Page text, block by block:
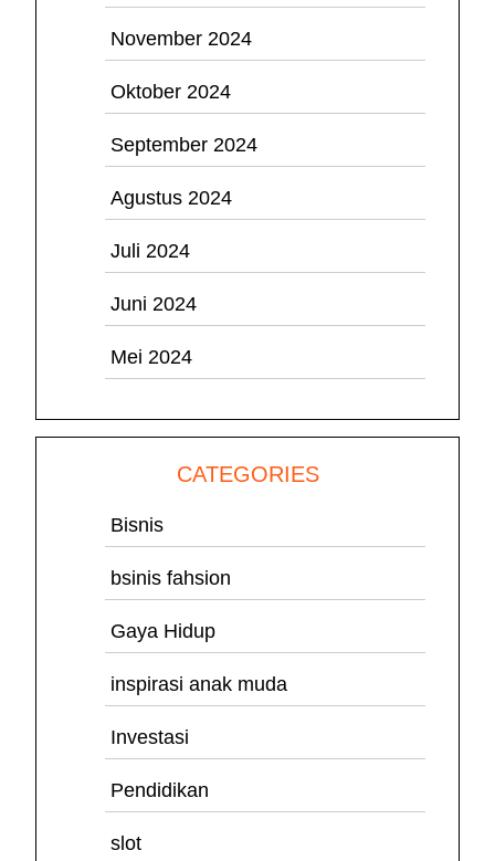
November 2024
Oktober 2024
September 2024
Agustus 2024
Juli 2024
Juni 2024
Mei 2024
CATEGORIES
Bisnis
bsinis fahsion
Gaya Hidup
inspirasi anak muda
Investasi
Pendidikan
slot